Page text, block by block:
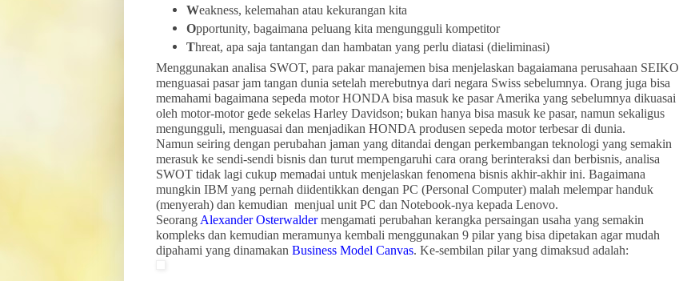
Weakness, kelemahan atau kekurangan kita
Opportunity, bagaimana peluang kita mengungguli kompetitor
Threat, apa saja tantangan dan hambatan yang perlu diatasi (dieliminasi)
Menggunakan analisa SWOT, para pakar manajemen bisa menjelaskan bagaiamana perusahaan SEIKO
menguasai pasar jam tangan dunia setelah merebutnya dari negara Swiss sebelumnya. Orang juga bisa
memahami bagaimana sepeda motor HONDA bisa masuk ke pasar Amerika yang sebelumnya dikuasai
oleh motor-motor gede sekelas Harley Davidson; bukan hanya bisa masuk ke pasar, namun sekaligus
mengungguli, menguasai dan menjadikan HONDA produsen sepeda motor terbesar di dunia.
Namun seiring dengan perubahan jaman yang ditandai dengan perkembangan teknologi yang semakin
merasuk ke sendi-sendi bisnis dan turut mempengaruhi cara orang berinteraksi dan berbisnis, analisa
SWOT tidak lagi cukup memadai untuk menjelaskan fenomena bisnis akhir-akhir ini. Bagaimana
mungkin IBM yang pernah diidentikkan dengan PC (Personal Computer) malah melempar handuk
(menyerah) dan kemudian menjual unit PC dan Notebook-nya kepada Lenovo.
SeorangAlexander Osterwaldermengamati perubahan kerangka persaingan usaha yang semakin
kompleks dan kemudian meramunya kembali menggunakan 9 pilar yang bisa dipetakan agar mudah
dipahami yang dinamakan Business Model Canvas. Ke-sembilan pilar yang dimaksud adalah: